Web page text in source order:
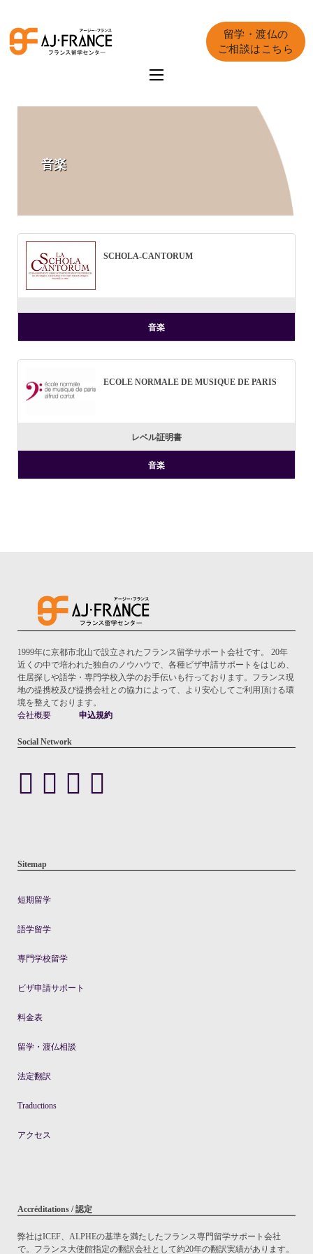
留学・渡仏の
ご相談はこちら
音楽
SCHOLA-CANTORUM
音楽
ECOLE NORMALE DE MUSIQUE DE PARIS
レベル証明書
音楽
1999年に京都市北山で設立されたフランス留学サポート会社です。 20年
近くの中で培われた独自のノウハウで、各種ビザ申請サポートをはじめ、
住居探しや語学・専門学校入学のお手伝いも行っております。フランス現
地の提携校及び提携会社との協力によって、より安心してご利用頂ける環
境を整えております。
会社概要
申込規約
Social Network
Sitemap
短期留学
語学留学
専門学校留学
ビザ申請サポート
料金表
留学・渡仏相談
法定翻訳
Traductions
アクセス
Accréditations / 認定
弊社はICEF、ALPHEの基準を満たしたフランス専門留学サポート会社
で。フランス大使館指定の翻訳会社として約20年の翻訳実績があります。